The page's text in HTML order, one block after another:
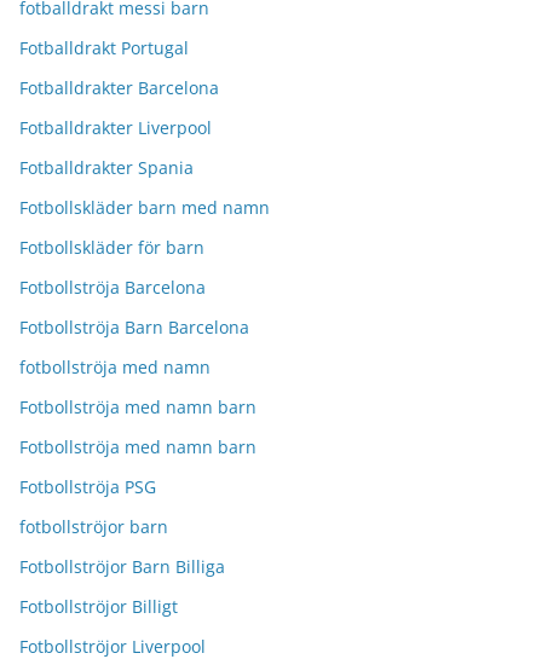
fotballdrakt messi barn
Fotballdrakt Portugal
Fotballdrakter Barcelona
Fotballdrakter Liverpool
Fotballdrakter Spania
Fotbollskläder barn med namn
Fotbollskläder för barn
Fotbollströja Barcelona
Fotbollströja Barn Barcelona
fotbollströja med namn
Fotbollströja med namn barn
Fotbollströja med namn barn
Fotbollströja PSG
fotbollströjor barn
Fotbollströjor Barn Billiga
Fotbollströjor Billigt
Fotbollströjor Liverpool